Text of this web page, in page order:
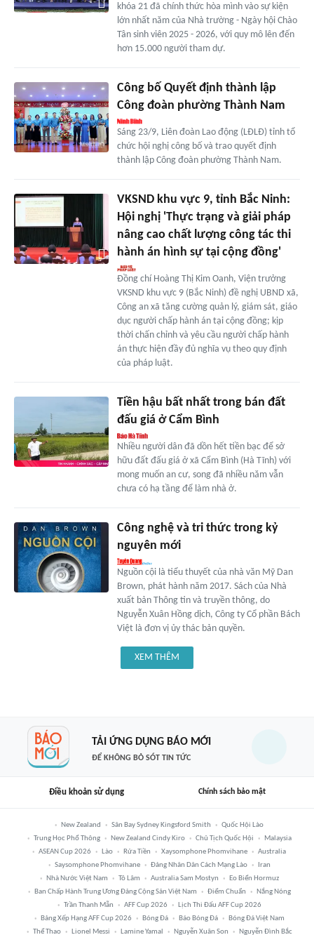
khóa 21 đã chính thức hòa mình vào sự kiện
lớn nhất năm của Nhà trường - Ngày hội Chào
Tân sinh viên 2025 - 2026, với quy mô lên đến
hơn 15.000 người tham dự.
Công bố Quyết định thành lập
Công đoàn phường Thành Nam
Sáng 23/9, Liên đoàn Lao động (LĐLĐ) tỉnh tổ
chức hội nghị công bố và trao quyết định
thành lập Công đoàn phường Thành Nam.
VKSND khu vực 9, tỉnh Bắc Ninh:
Hội nghị 'Thực trạng và giải pháp
nâng cao chất lượng công tác thi
hành án hình sự tại cộng đồng'
Đồng chí Hoàng Thị Kim Oanh, Viện trưởng
VKSND khu vực 9 (Bắc Ninh) đề nghị UBND xã,
Công an xã tăng cường quản lý, giám sát, giáo
dục người chấp hành án tại cộng đồng; kịp
thời chấn chỉnh và yêu cầu người chấp hành
án thực hiện đầy đủ nghĩa vụ theo quy định
của pháp luật.
Tiền hậu bất nhất trong bán đất
đấu giá ở Cẩm Bình
Nhiều người dân đã dồn hết tiền bạc để sở
hữu đất đấu giá ở xã Cẩm Bình (Hà Tĩnh) với
mong muốn an cư, song đã nhiều năm vẫn
chưa có hạ tầng để làm nhà ở.
Công nghệ và tri thức trong kỷ
nguyên mới
Nguồn cội là tiểu thuyết của nhà văn Mỹ Dan
Brown, phát hành năm 2017. Sách của Nhà
xuất bản Thông tin và truyền thông, do
Nguyễn Xuân Hồng dịch, Công ty Cổ phần Bách
Việt là đơn vị ủy thác bản quyền.
XEM THÊM
TẢI ỨNG DỤNG BÁO MỚI
ĐỂ KHÔNG BỎ SÓT TIN TỨC
Điều khoản sử dụng Chính sách bảo mật
New Zealand Sân Bay Sydney Kingsford Smith
Quốc Hội Lào
Trung Học Phổ Thông
New Zealand Cindy Kiro Chủ Tịch Quốc Hội
Malaysia
ASEAN Cup 2026
Lào Rửa Tiền Xaysomphone Phomvihane
Australia
Saysomphone Phomvihane
Đảng Nhân Dân Cách Mạng Lào
Iran
Nhà Nước Việt Nam
Tô Lâm Australia Sam Mostyn
Eo Biển Hormuz
Ban Chấp Hành Trung Ương Đảng Cộng Sản Việt Nam
Điểm Chuẩn
Nắng Nóng
Trần Thanh Mẫn
AFF Cup 2026
Lịch Thi Đấu AFF Cup 2026
Bảng Xếp Hạng AFF Cup 2026
Bóng Đá Báo Bóng Đá
Bóng Đá Việt Nam
Thể Thao
Lionel Messi Lamine Yamal Nguyễn Xuân Son Nguyễn Đình Bắc